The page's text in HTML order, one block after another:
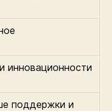
инновационности
поддержки и